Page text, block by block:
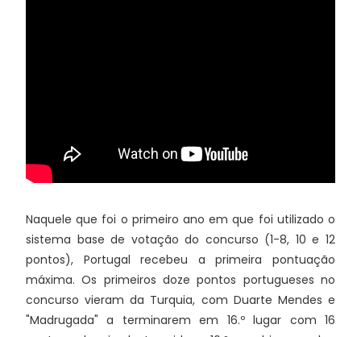
Naquele que foi o primeiro ano em que foi utilizado o
sistema base de votação do concurso (1-8, 10 e 12
pontos), Portugal recebeu a primeira pontuação
máxima. Os primeiros doze pontos portugueses no
concurso vieram da Turquia, com Duarte Mendes e
"Madrugada" a terminarem em 16.º lugar com 16